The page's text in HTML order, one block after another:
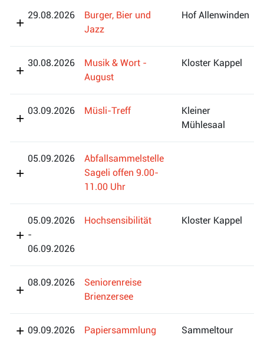
29.08.2026
Burger, Bier und
Jazz
Hof Allenwinden
30.08.2026
Musik & Wort -
August
Kloster Kappel
03.09.2026 Müsli-Treff
Kleiner
Mühlesaal
05.09.2026
Abfallsammelstelle
Sageli offen 9.00-
11.00 Uhr
05.09.2026
-
06.09.2026
Hochsensibilität Kloster Kappel
08.09.2026
Seniorenreise
Brienzersee
09.09.2026 Papiersammlung Sammeltour